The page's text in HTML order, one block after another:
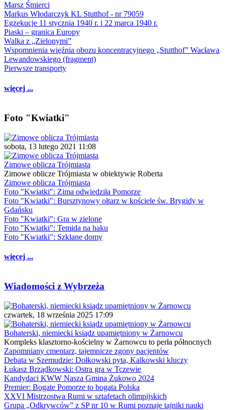
Marsz Śmierci
Markus Włodarczyk KL Stutthof - nr 79059
Egzekucje 11 stycznia 1940 r. i 22 marca 1940 r.
Piaski – granica Europy
Walka z „Zielonymi”
Wspomnienia więźnia obozu koncentracyjnego „Stutthof” Wacława
Lewandowskiego (fragment)
Pierwsze transporty
więcej ...
Foto "Kwiatki"
sobota, 13 lutego 2021 11:08
Zimowe oblicza Trójmiasta
Zimowe oblicze Trójmiasta w obiektywie Roberta
Zimowe oblicza Trójmiasta
Foto "Kwiatki": Zima odwiedziła Pomorze
Foto "Kwiatki": Bursztynowy ołtarz w kościele św. Brygidy w
Gdańsku
Foto "Kwiatki": Gra w zielone
Foto "Kwiatki": Temida na haku
Foto "Kwiatki": Szklane domy
więcej ...
Wiadomości z Wybrzeża
czwartek, 18 września 2025 17:09
Bohaterski, niemiecki ksiądz upamiętniony w Żarnowcu
Kompleks klasztorno-kościelny w Żarnowcu to perła północnych
Zapomniany cmentarz, tajemnicze zgony pacjentów
Debata w Szemudzie: Dołkowski pyta, Kalkowski kluczy
Łukasz Brządkowski: Ostra gra w Tczewie
Kandydaci KWW Nasza Gmina Żukowo 2024
Premier: Bogate Pomorze to bogata Polska
XXVI Mistrzostwa Rumi w sztafetach olimpijskich
Grupa „Odkrywców” z SP nr 10 w Rumi poznaje tajniki nauki